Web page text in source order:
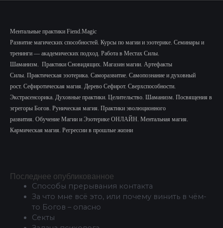
Ментальные практики Fiend.Magic
Развитие магических способностей. Курсы по магии и эзотерике. Семинары и
тренинги — академических подход. Работа в Местах Силы.
Шаманизм. Практики Сновидящих. Магазин магии. Артефакты
Силы. Практическая эзотерика. Саморазвитие. Самопознание и духовный
рост. Сефиротическая магия. Дерево Сефирот. Сверхспособности.
Экстрасенсорика. Духовные практики. Целительство. Шаманизм. Посвящения в
эгрегоры Богов. Руническая магия. Практики эволюционного
развития. Обучение Магии и Эзотерике ОНЛАЙН. Ментальная магия.
Кармическая магия. Регрессии в прошлые жизни
Последнее опубликованное
Способы прерывания контакта
За что мне всё это, или почему винить в чём-
то Богов – опасно
Секты